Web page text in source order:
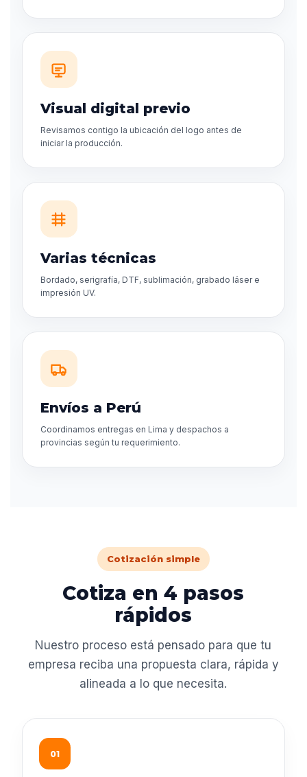
Visual digital previo
Revisamos contigo la ubicación del logo antes de
iniciar la producción.
Varias técnicas
Bordado, serigrafía, DTF, sublimación, grabado láser e
impresión UV.
Envíos a Perú
Coordinamos entregas en Lima y despachos a
provincias según tu requerimiento.
Cotización simple
Cotiza en 4 pasos
rápidos
Nuestro proceso está pensado para que tu
empresa reciba una propuesta clara, rápida y
alineada a lo que necesita.
01